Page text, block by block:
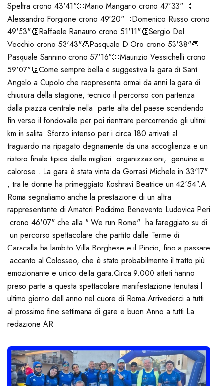
Speltra crono 43'41"👏Mario Mangano crono 47'33"👏
Alessandro Forgione crono 49'20"👏Domenico Russo crono
49'53"👏Raffaele Ranauro crono 51'11"👏Sergio Del
Vecchio crono 53'43"👏Pasquale D Oro crono 53'38"👏
Pasquale Sannino crono 57'16"👏Maurizio Vessichelli crono
59'07"👏Come sempre bella e suggestiva la gara di Sant
Angelo a Cupolo che rappresenta ormai da anni la gara di
chiusura della stagione, tecnico il percorso con partenza
dalla piazza centrale nella parte alta del paese scendendo
fin verso il fondovalle per poi rientrare percorrendo gli ultimi
km in salita .Sforzo intenso per i circa 180 arrivati al
traguardo ma ripagato degnamente da una accoglienza e un
ristoro finale tipico delle migliori organizzazioni, genuine e
calorose . La gara è stata vinta da Gorrasi Michele in 33'17"
, tra le donne ha primeggiato Koshravi Beatrice un 42'54".A
Roma segnaliamo anche la prestazione di un altra
rappresentante di Amatori Podidmo Benevento Ludovica Peri
crono 46'07" che alla " We run Rome" ha fareggiato su di
un percorso spettacolare che partito dalle Terme di
Caracalla ha lambito Villa Borghese e il Pincio, fino a passare
accanto al Colosseo, che è stato probabilmente il tratto più
emozionante e unico della gara.Circa 9.000 atleti hanno
preso parte a questa spettacolare manifestazione tenutasi l
ultimo giorno dell anno nel cuore di Roma.Arrivederci a tutti
al prossimo fine settimana di gare e buon Anno a tutti.La
redazione AR